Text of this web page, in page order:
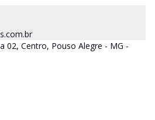
02, Centro, Pouso Alegre - MG -